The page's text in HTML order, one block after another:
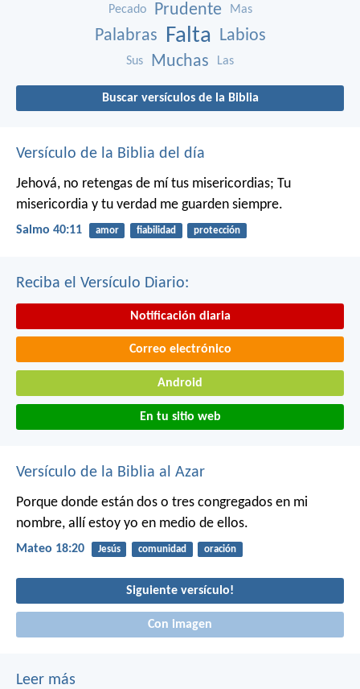
Pecado Prudente Mas
Palabras Falta Labios
Sus Muchas Las
Buscar versículos de la Biblia
Versículo de la Biblia del día
Jehová, no retengas de mí tus misericordias; Tu
misericordia y tu verdad me guarden siempre.
Salmo 40:11 amor fiabilidad protección
Reciba el Versículo Diario:
Notificación diaria
Correo electrónico
Android
En tu sitio web
Versículo de la Biblia al Azar
Porque donde están dos o tres congregados en mi
nombre, allí estoy yo en medio de ellos.
Mateo 18:20 Jesús comunidad oración
Siguiente versículo!
Con imagen
Leer más